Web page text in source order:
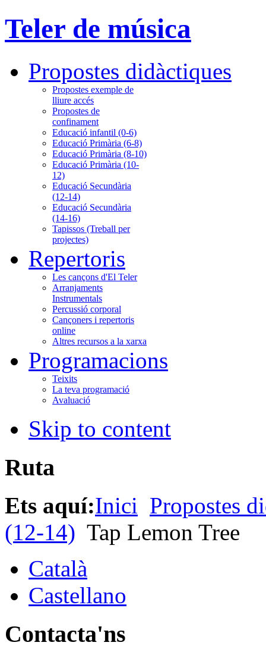
Teler de música
Propostes didàctiques
Propostes exemple de
lliure accés
Propostes de
confinament
Educació infantil (0-6)
Educació Primària (6-8)
Educació Primària (8-10)
Educació Primària (10-
12)
Educació Secundària
(12-14)
Educació Secundària
(14-16)
Tapissos (Treball per
projectes)
Repertoris
Les cançons d'El Teler
Arranjaments
Instrumentals
Percussió corporal
Cançoners i repertoris
online
Altres recursos a la xarxa
Programacions
Teixits
La teva programació
Avaluació
Skip to content
Ruta
Ets aquí:Inici Propostes
(12-14) Tap Lemon Tree
Català
Castellano
Contacta'ns